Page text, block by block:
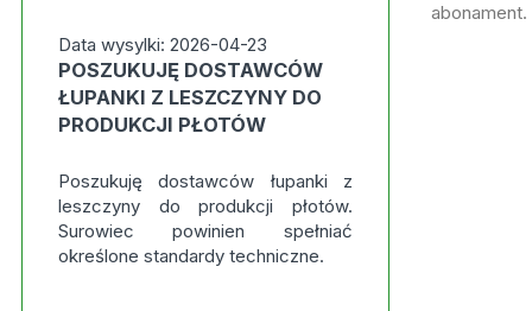
Data wysylki: 2026-04-23
POSZUKUJĘ DOSTAWCÓW
ŁUPANKI Z LESZCZYNY DO
PRODUKCJI PŁOTÓW
Poszukuję dostawców łupanki z
leszczyny do produkcji płotów.
Surowiec powinien spełniać
określone standardy techniczne.
abonament.